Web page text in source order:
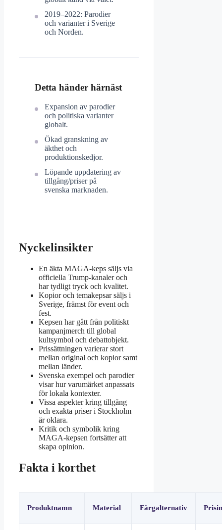
2019–2022: Parodier
och varianter i Sverige
och Norden.
Detta händer härnäst
Expansion av parodier
och politiska varianter
globalt.
Ökad granskning av
äkthet och
produktionskedjor.
Löpande uppdatering av
tillgång/priser på
svenska marknaden.
Nyckelinsikter
En äkta MAGA-keps säljs via
officiella Trump-kanaler och
har tydligt tryck och kvalitet.
Kopior och temakepsar säljs i
Sverige, främst för event och
fest.
Kepsen har gått från politiskt
kampanjmerch till global
kultsymbol och debattobjekt.
Prissättningen varierar stort
mellan original och kopior samt
mellan länder.
Svenska exempel och parodier
visar hur varumärket anpassats
för lokala kontexter.
Vissa aspekter kring tillgång
och exakta priser i Stockholm
är oklara.
Kritik och symbolik kring
MAGA-kepsen fortsätter att
skapa opinion.
Fakta i korthet
Produktnamn Material Färgalternativ